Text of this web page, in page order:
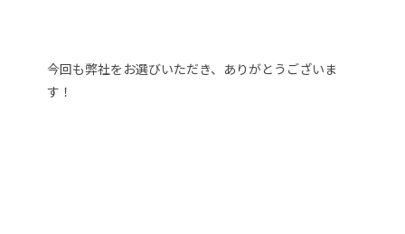
今回も弊社をお選びいただき、ありがとうございま
す！